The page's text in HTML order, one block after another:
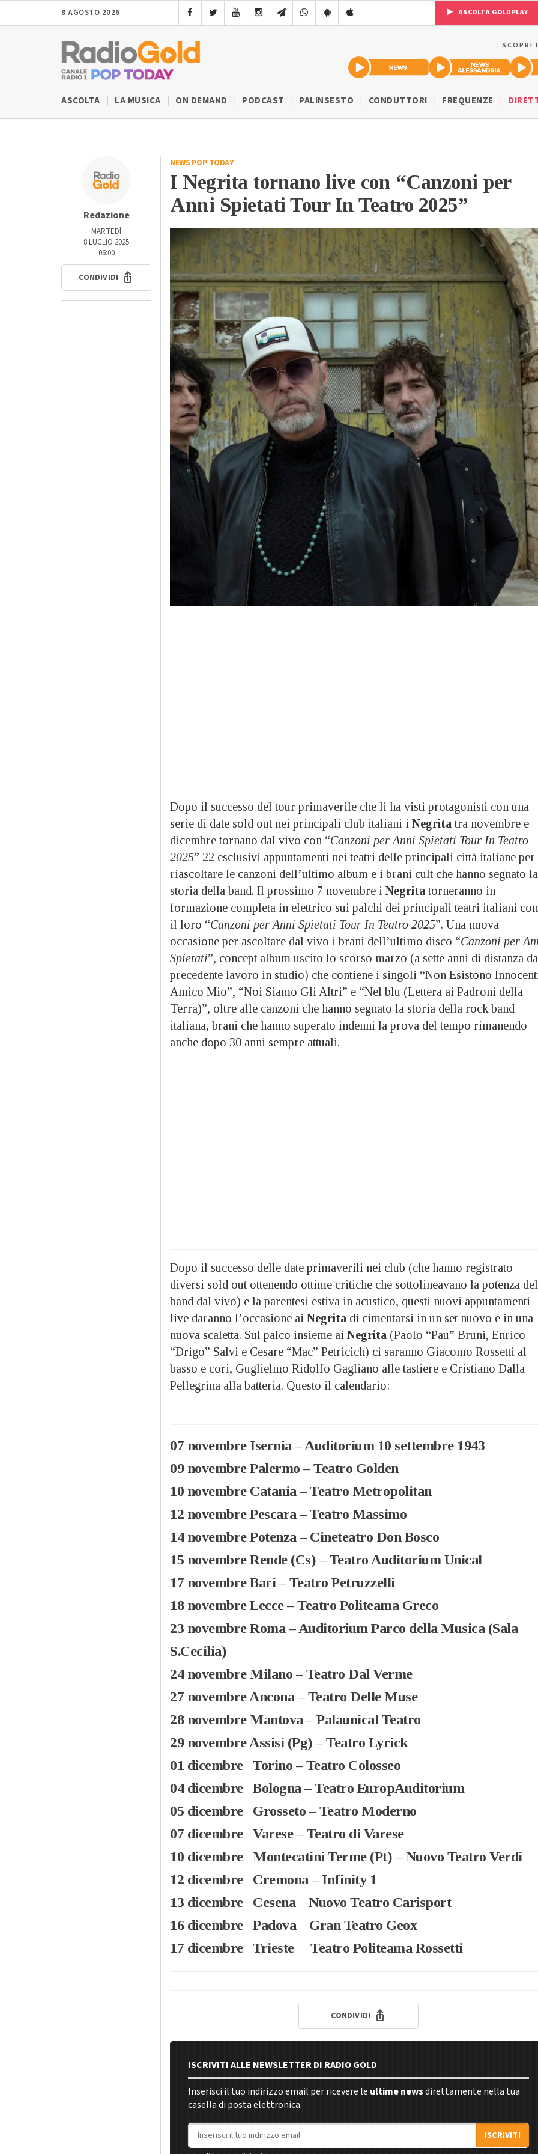
8 AGOSTO 2026 ASCOLTA GOLDPLAY
SCOPRI
ASCOLTA LA MUSICA ON DEMAND PODCAST PALINSESTO CONDUTTORI FREQUENZE
Redazione
MARTEDÌ
8 LUGLIO 2025
06:00
CONDIVIDI
NEWS POP TODAY
I Negrita tornano live con “Canzoni per
Anni Spietati Tour In Teatro 2025”
Dopo il successo del tour primaverile che li ha visti protagonisti con una
serie di date sold out nei principali club italiani i Negrita tra novembre e
dicembre tornano dal vivo con “Canzoni per Anni Spietati Tour In Teatro
2025” 22 esclusivi appuntamenti nei teatri delle principali città italiane per
riascoltare le canzoni dell’ultimo album e i brani cult che hanno segnato la
storia della band. Il prossimo 7 novembre i Negrita torneranno in
formazione completa in elettrico sui palchi dei principali teatri italiani con
il loro “Canzoni per Anni Spietati Tour In Teatro 2025”. Una nuova
occasione per ascoltare dal vivo i brani dell’ultimo disco “Canzoni per
Spietati”, concept album uscito lo scorso marzo (a sette anni di distanza
precedente lavoro in studio) che contiene i singoli “Non Esistono
Amico Mio”, “Noi Siamo Gli Altri” e “Nel blu (Lettera ai Padroni della
Terra)”, oltre alle canzoni che hanno segnato la storia della rock band
italiana, brani che hanno superato indenni la prova del tempo rimanendo
anche dopo 30 anni sempre attuali.
Dopo il successo delle date primaverili nei club (che hanno registrato
diversi sold out ottenendo ottime critiche che sottolineavano la potenza
band dal vivo) e la parentesi estiva in acustico, questi nuovi appuntamenti
live daranno l’occasione ai Negrita di cimentarsi in un set nuovo e in una
nuova scaletta. Sul palco insieme ai Negrita (Paolo “Pau” Bruni, Enrico
“Drigo” Salvi e Cesare “Mac” Petricich) ci saranno Giacomo Rossetti al
basso e cori, Guglielmo Ridolfo Gagliano alle tastiere e Cristiano Dalla
Pellegrina alla batteria. Questo il calendario:
07 novembre Isernia – Auditorium 10 settembre 1943
09 novembre Palermo – Teatro Golden
10 novembre Catania – Teatro Metropolitan
12 novembre Pescara – Teatro Massimo
14 novembre Potenza – Cineteatro Don Bosco
15 novembre Rende (Cs) – Teatro Auditorium Unical
17 novembre Bari – Teatro Petruzzelli
18 novembre Lecce – Teatro Politeama Greco
23 novembre Roma – Auditorium Parco della Musica (Sala
S.Cecilia)
24 novembre Milano – Teatro Dal Verme
27 novembre Ancona – Teatro Delle Muse
28 novembre Mantova – Palaunical Teatro
29 novembre Assisi (Pg) – Teatro Lyrick
01 dicembre Torino – Teatro Colosseo
04 dicembre Bologna – Teatro EuropAuditorium
05 dicembre Grosseto – Teatro Moderno
07 dicembre Varese – Teatro di Varese
10 dicembre Montecatini Terme (Pt) – Nuovo Teatro Verdi
12 dicembre Cremona – Infinity 1
13 dicembre Cesena Nuovo Teatro Carisport
16 dicembre Padova Gran Teatro Geox
17 dicembre Trieste Teatro Politeama Rossetti
CONDIVIDI
ISCRIVITI ALLE NEWSLETTER DI RADIO GOLD
Inserisci il tuo indirizzo email per ricevere le ultime newsdirettamente nella tua
casella di posta elettronica.
Indirizzo email
ISCRIVITI